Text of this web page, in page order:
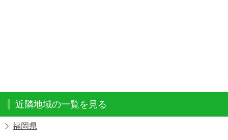
近隣地域の一覧を見る
福岡県